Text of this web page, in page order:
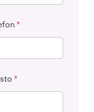
*
*